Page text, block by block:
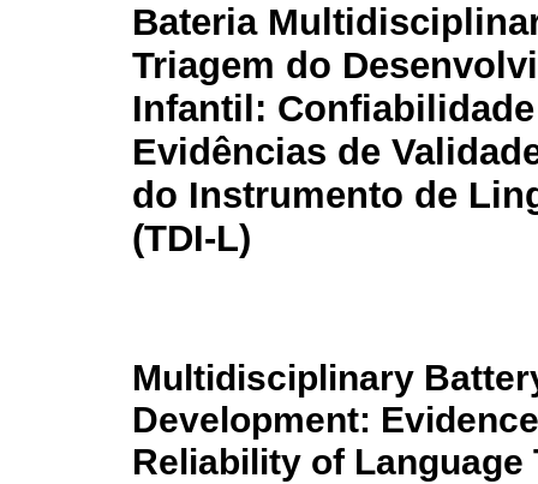
Bateria
Triagem do
Infantil:
Evidências de
do Instrumento de
(TDI-L)
Multidisciplinary
Development:
Reliability of Language